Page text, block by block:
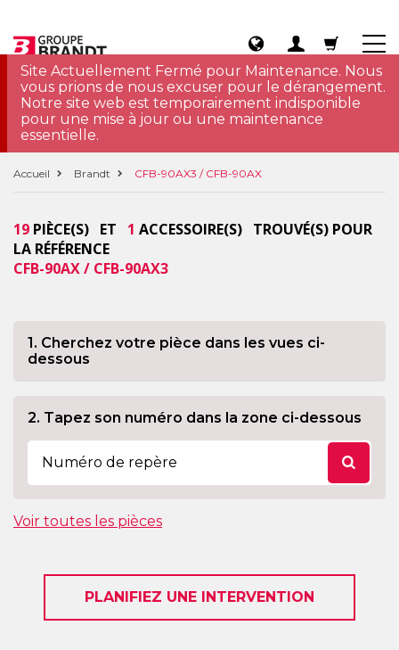
Site Actuellement Fermé pour Maintenance. Nous
vous prions de nous excuser pour le dérangement.
Notre site web est temporairement indisponible
pour une mise à jour ou une maintenance
essentielle.
Accueil Brandt CFB-90AX3 / CFB-90AX
19 PIÈCE(S) ET 1 ACCESSOIRE(S) TROUVÉ(S) POUR
LA RÉFÉRENCE
CFB-90AX / CFB-90AX3
1. Cherchez votre pièce dans les vues ci-
dessous
2. Tapez son numéro dans la zone ci-dessous
Voir toutes les pièces
PLANIFIEZ UNE INTERVENTION